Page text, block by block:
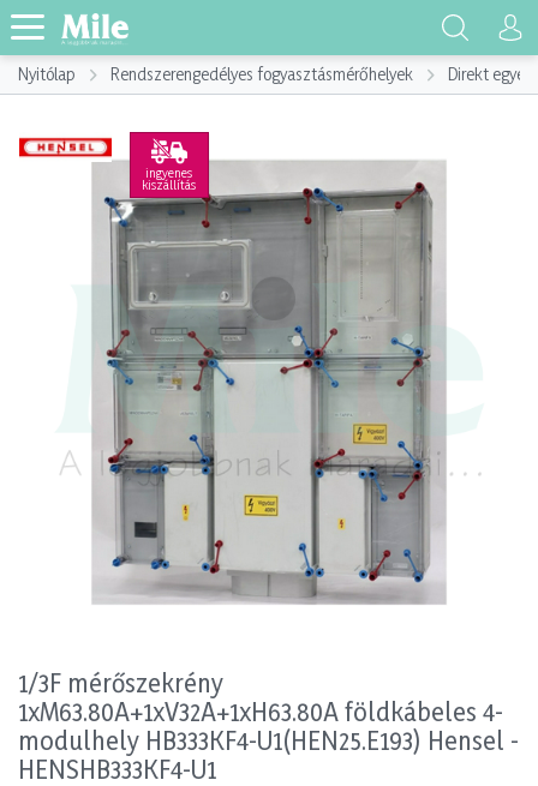
Nyitólap Rendszerengedélyes fogyasztásmérőhelyek Direkt
ingyenes
kiszállítás
1/3F mérőszekrény
1xM63.80A+1xV32A+1xH63.80A földkábeles 4-
modulhely HB333KF4-U1(HEN25.E193) Hensel -
HENSHB333KF4-U1